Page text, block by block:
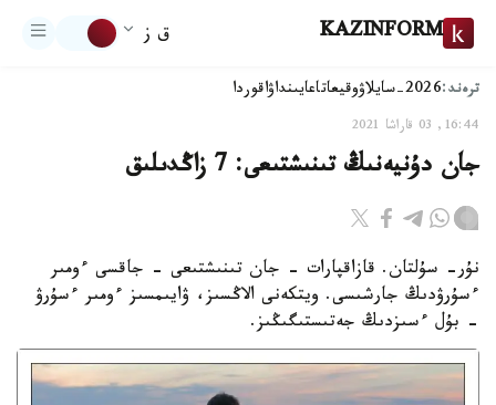
KAZINFORM ق ز
ترەند:2026-سايلاۋ وقيعاتاعايىنداۋاقوردا
16:44, 03 قاراشا 2021
جان دۇنيەنىڭ تىنىشتىعى: 7 زاڭدىلىق
نۇر- سۇلتان. قازاقپارات - جان تىنىشتىعى - جاقسى ءومىر
ءسۇرۋدىڭ جارشىسى. ويتكەنى الاڭسىز، ۋايىمسىز ءومىر ءسۇرۋ
- بۇل ءسىزدىڭ جەتىستىگىڭىز.